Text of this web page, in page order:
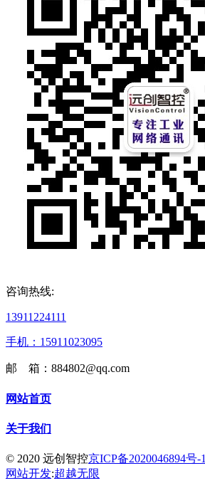
咨询热线:
13911224111
手机：15911023095
邮 箱：884802@qq.com
网站首页
关于我们
© 2020 远创智控京ICP备2020046894号-1
网站开发:超越无限